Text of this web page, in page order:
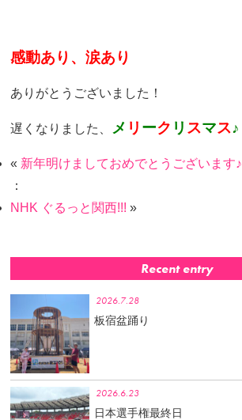
感動あり、涙あり
ありがとうございました！
遅くなりました、 メ リ ーク リ スマス♪
« 新年明けましておめでとうございます♪
：
NHK ぐるっと関西!!! »
Recent entry
2026.7.28
板宿盆踊り
2026.6.23
日本選手権最終日